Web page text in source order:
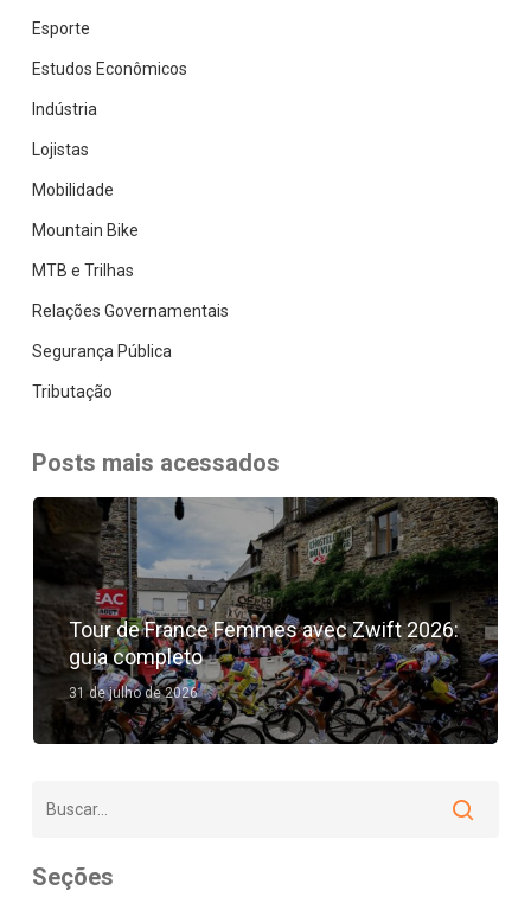
Esporte
Estudos Econômicos
Indústria
Lojistas
Mobilidade
Mountain Bike
MTB e Trilhas
Relações Governamentais
Segurança Pública
Tributação
Posts mais acessados
Tour de France Femmes avec Zwift 2026:
guia completo
31 de julho de 2026
Seções